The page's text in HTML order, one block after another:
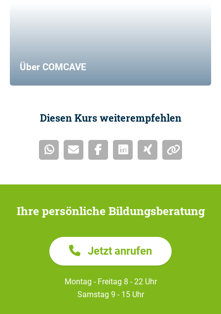
Über COMCAVE
Diesen Kurs weiterempfehlen
Ihre persönliche Bildungsberatung
Jetzt anrufen
Montag - Freitag 8 - 22 Uhr
Samstag 9 - 15 Uhr